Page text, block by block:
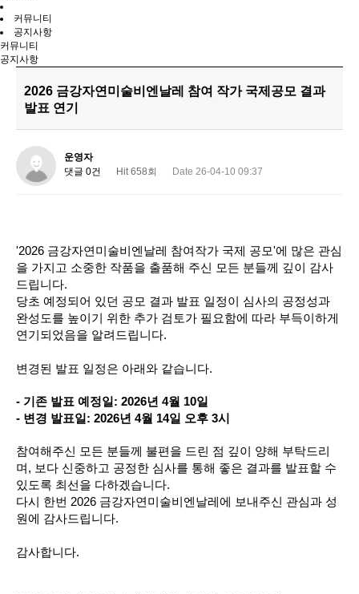
커뮤니티
공지사항
커뮤니티
공지사항
2026 금강자연미술비엔날레 참여 작가 국제공모 결과
발표 연기
운영자
댓글 0건
Hit 658회 Date 26-04-10 09:37
'2026 금강자연미술비엔날레 참여작가 국제 공모'에 많은 관심
을 가지고 소중한 작품을 출품해 주신 모든 분들께 깊이 감사
드립니다.
당초 예정되어 있던 공모 결과 발표 일정이 심사의 공정성과
완성도를 높이기 위한 추가 검토가 필요함에 따라 부득이하게
연기되었음을 알려드립니다.
변경된 발표 일정은 아래와 같습니다.
- 기존 발표 예정일: 2026년 4월 10일
- 변경 발표일: 2026년 4월 14일 오후 3시
참여해주신 모든 분들께 불편을 드린 점 깊이 양해 부탁드리
며, 보다 신중하고 공정한 심사를 통해 좋은 결과를 발표할 수
있도록 최선을 다하겠습니다.
다시 한번 2026 금강자연미술비엔날레에 보내주신 관심과 성
원에 감사드립니다.
감사합니다.